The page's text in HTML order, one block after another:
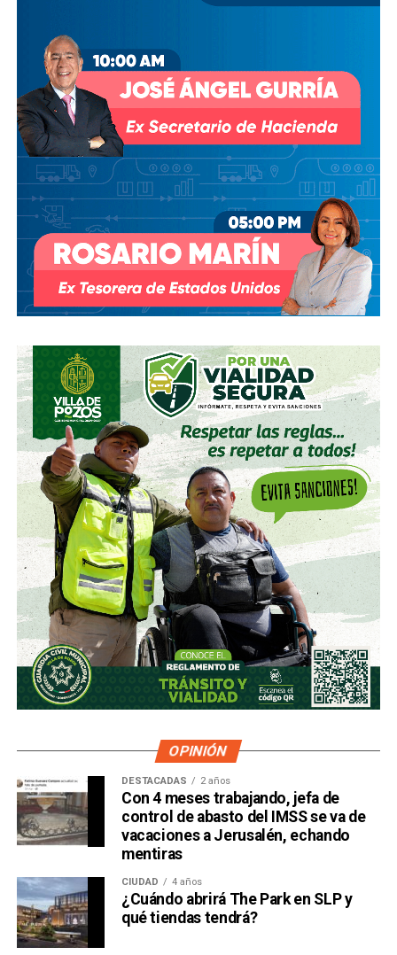
OPINIÓN
DESTACADAS 2 años
Con 4 meses trabajando, jefa de
control de abasto del IMSS se va de
vacaciones a Jerusalén, echando
mentiras
CIUDAD 4 años
¿Cuándo abrirá The Park en SLP y
qué tiendas tendrá?